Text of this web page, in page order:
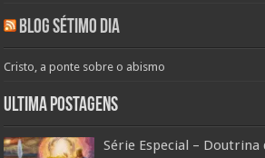
Blog Sétimo Dia
Cristo, a ponte sobre o abismo
Ultima Postagens
Série Especial – Doutrina